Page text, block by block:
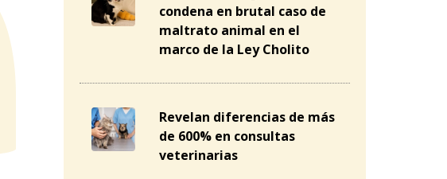
condena en brutal caso de
maltrato animal en el
marco de la Ley Cholito
Revelan diferencias de más
de 600% en consultas
veterinarias